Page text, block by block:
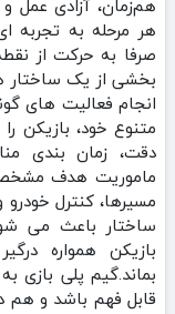
هر مرحله به تجربه‌
صرفا به حرکت از
بخشی از یک ساختار
انجام فعالیت‌ های
متنوع خود، بازیکن
دقت، زمان‌ بندی
ماموریت هدف مشخصی
مسیرها، کنترل
ساختار باعث می‌
بازیکن همواره
بماند.گیم‌ پلی
قابل فهم باشد و هم